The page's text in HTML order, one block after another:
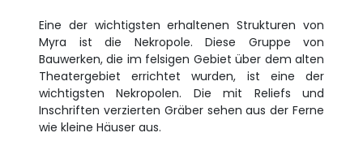
Eine der wichtigsten erhaltenen Strukturen von
Myra ist die Nekropole. Diese Gruppe von
Bauwerken, die im felsigen Gebiet über dem alten
Theatergebiet errichtet wurden, ist eine der
wichtigsten Nekropolen. Die mit Reliefs und
Inschriften verzierten Gräber sehen aus der Ferne
wie kleine Häuser aus.